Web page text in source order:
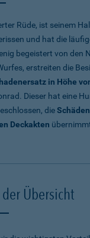
Rüde, ist seinem
und hat die
begeistert von den
erstreiten die
in Höhe
Dieser hat eine
die
Deckakten
Übersicht